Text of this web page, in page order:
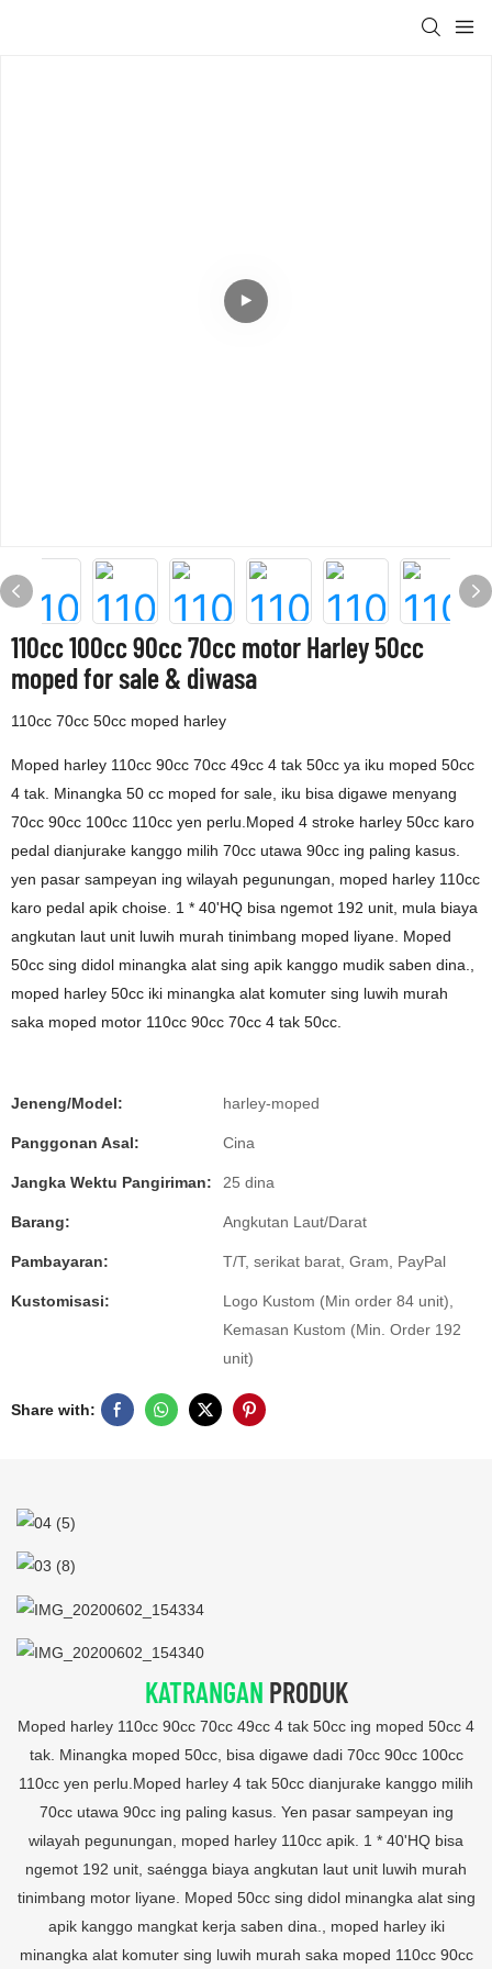
110cc 100cc 90cc 70cc motor Harley 50cc
moped for sale & diwasa
110cc 70cc 50cc moped harley
Moped harley 110cc 90cc 70cc 49cc 4 tak 50cc ya iku moped 50cc
4 tak. Minangka 50 cc moped for sale, iku bisa digawe menyang
70cc 90cc 100cc 110cc yen perlu.Moped 4 stroke harley 50cc karo
pedal dianjurake kanggo milih 70cc utawa 90cc ing paling kasus.
yen pasar sampeyan ing wilayah pegunungan, moped harley 110cc
karo pedal apik choise. 1 * 40'HQ bisa ngemot 192 unit, mula biaya
angkutan laut unit luwih murah tinimbang moped liyane. Moped
50cc sing didol minangka alat sing apik kanggo mudik saben dina.,
moped harley 50cc iki minangka alat komuter sing luwih murah
saka moped motor 110cc 90cc 70cc 4 tak 50cc.
Jeneng/Model: harley-moped
Panggonan Asal: Cina
Jangka Wektu Pangiriman: 25 dina
Barang: Angkutan Laut/Darat
Pambayaran: T/T, serikat barat, Gram, PayPal
Kustomisasi:
Logo Kustom (Min order 84 unit),
Kemasan Kustom (Min. Order 192
unit)
Share with:
KATRANGAN PRODUK
Moped harley 110cc 90cc 70cc 49cc 4 tak 50cc ing moped 50cc 4
tak. Minangka moped 50cc, bisa digawe dadi 70cc 90cc 100cc
110cc yen perlu.Moped harley 4 tak 50cc dianjurake kanggo milih
70cc utawa 90cc ing paling kasus. Yen pasar sampeyan ing
wilayah pegunungan, moped harley 110cc apik. 1 * 40'HQ bisa
ngemot 192 unit, saéngga biaya angkutan laut unit luwih murah
tinimbang motor liyane. Moped 50cc sing didol minangka alat sing
apik kanggo mangkat kerja saben dina., moped harley iki
minangka alat komuter sing luwih murah saka moped 110cc 90cc